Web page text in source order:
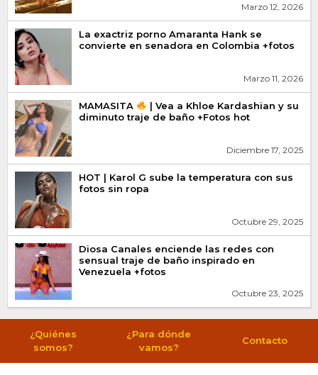
Marzo 12, 2026
La exactriz porno Amaranta Hank se
convierte en senadora en Colombia +fotos
Marzo 11, 2026
MAMASITA
| Vea a Khloe Kardashian y su
diminuto traje de baño +Fotos hot
Diciembre 17, 2025
HOT | Karol G sube la temperatura con sus
fotos sin ropa
Octubre 29, 2025
Diosa Canales enciende las redes con
sensual traje de baño inspirado en
Venezuela +fotos
Octubre 23, 2025
¿Quiénes
somos?
¿Para dónde
vamos?
Contacto